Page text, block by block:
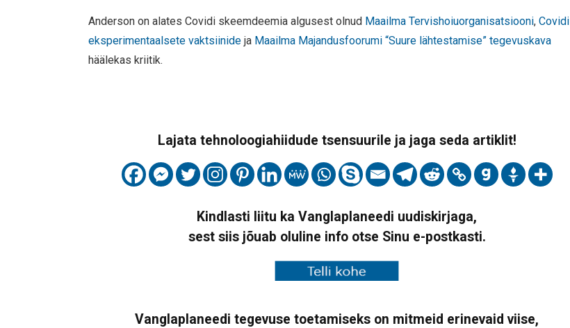
Anderson on alates Covidi skeemdeemia algusest olnud Maailma Tervishoiuorganisatsiooni,Covidi
eksperimentaalsete vaktsiinide ja Maailma Majandusfoorumi “Suure lähtestamise” tegevuskava
häälekas kriitik.
Lajata tehnoloogiahiidude tsensuurile ja jaga seda artiklit!
Kindlasti liitu ka Vanglaplaneedi uudiskirjaga,
sest siis jõuab oluline info otse Sinu e-postkasti.
Vanglaplaneedi tegevuse toetamiseks on mitmeid erinevaid viise,